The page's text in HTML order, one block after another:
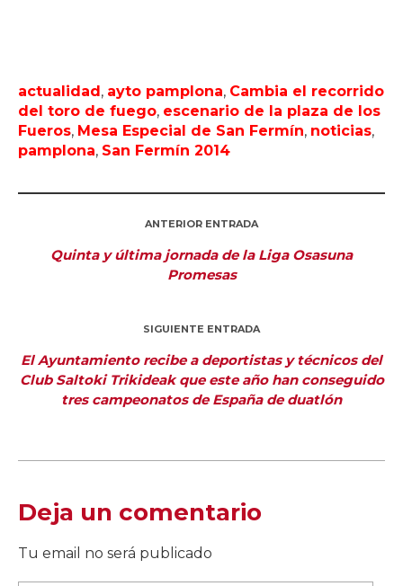
actualidad, ayto pamplona, Cambia el recorrido
del toro de fuego, escenario de la plaza de los
Fueros, Mesa Especial de San Fermín, noticias,
pamplona, San Fermín 2014
ANTERIOR ENTRADA
Quinta y última jornada de la Liga Osasuna
Promesas
SIGUIENTE ENTRADA
El Ayuntamiento recibe a deportistas y técnicos del
Club Saltoki Trikideak que este año han conseguido
tres campeonatos de España de duatlón
Deja un comentario
Tu email no será publicado